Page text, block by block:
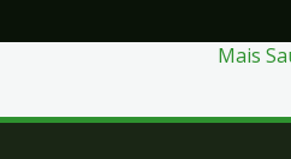
Mais